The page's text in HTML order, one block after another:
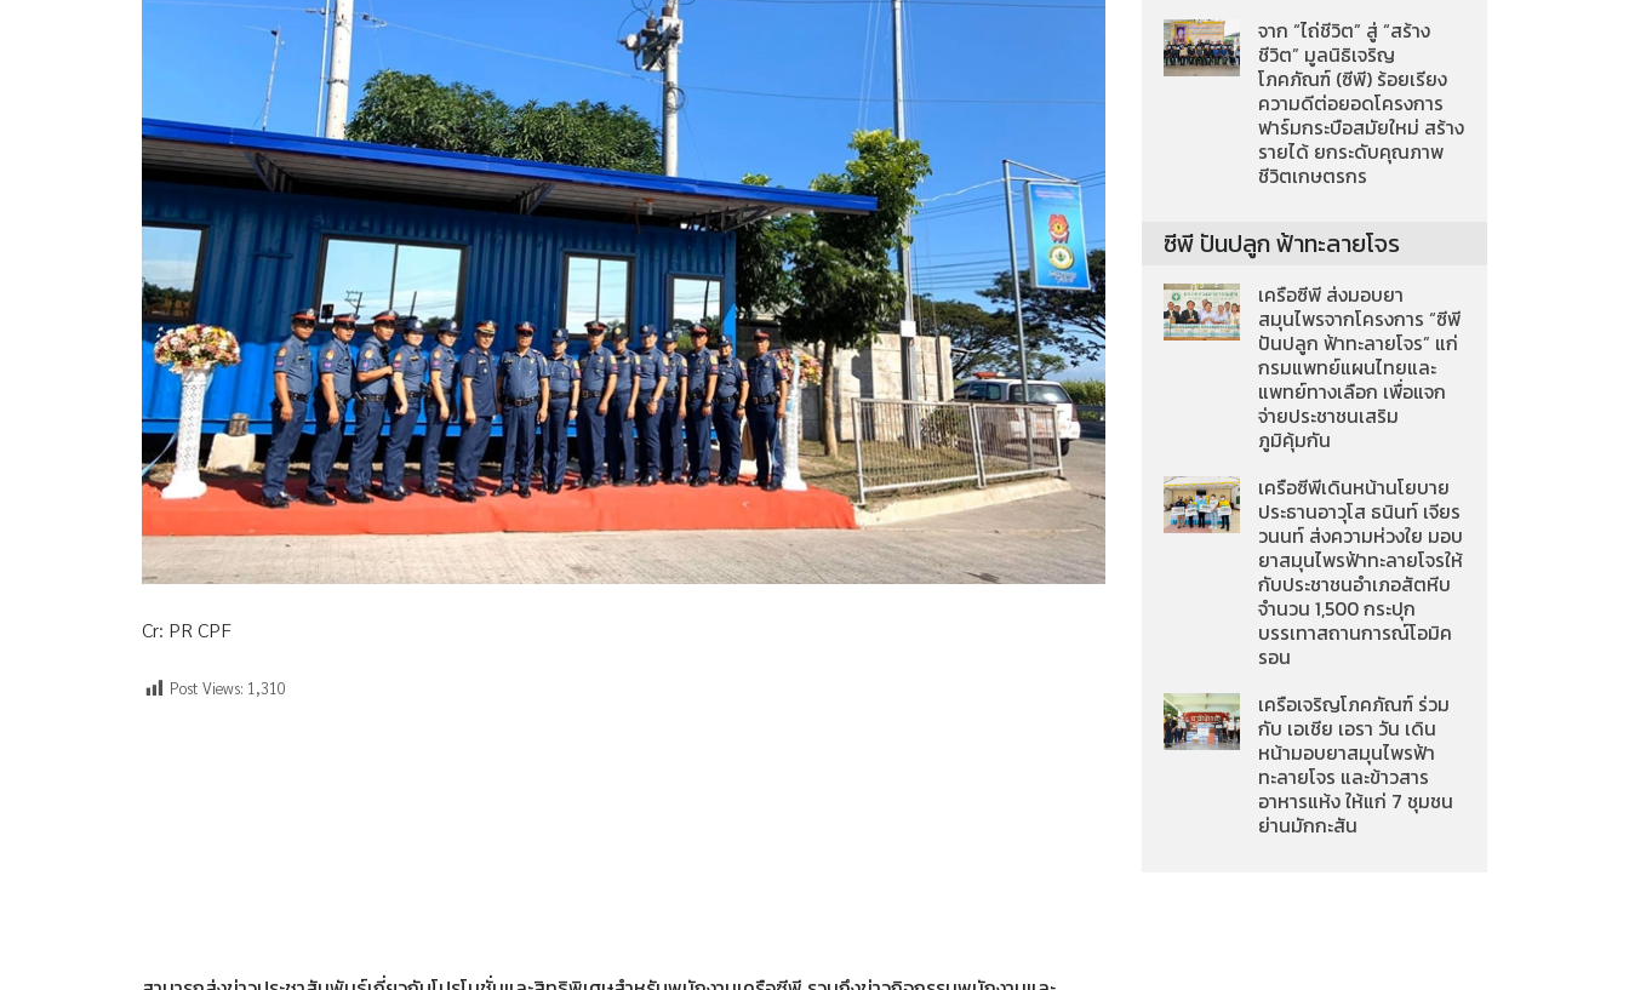
Cr: PR CPF
Post Views: 1,310
จาก “ไถ่ชีวิต” สู่ “สร้าง
ชีวิต” มูลนิธิเจริญ
โภคภัณฑ์ (ซีพี) ร้อยเรียง
ความดีต่อยอดโครงการ
ฟาร์มกระบือสมัยใหม่ สร้าง
รายได้ ยกระดับคุณภาพ
ชีวิตเกษตรกร
ซีพี ปันปลูก ฟ้าทะลายโจร
เครือซีพี ส่งมอบยา
สมุนไพรจากโครงการ “ซีพี
ปันปลูก ฟ้าทะลายโจร” แก่
กรมแพทย์แผนไทยและ
แพทย์ทางเลือก เพื่อแจก
จ่ายประชาชนเสริม
ภูมิคุ้มกัน
เครือซีพีเดินหน้านโยบาย
ประธานอาวุโส ธนินท์ เจียร
วนนท์ ส่งความห่วงใย มอบ
ยาสมุนไพรฟ้าทะลายโจรให้
กับประชาชนอำเภอสัตหีบ
จำนวน 1,500 กระปุก
บรรเทาสถานการณ์โอมิค
รอน
เครือเจริญโภคภัณฑ์ ร่วม
กับ เอเชีย เอรา วัน เดิน
หน้ามอบยาสมุนไพรฟ้า
ทะลายโจร และข้าวสาร
อาหารแห้ง ให้แก่ 7 ชุมชน
ย่านมักกะสัน